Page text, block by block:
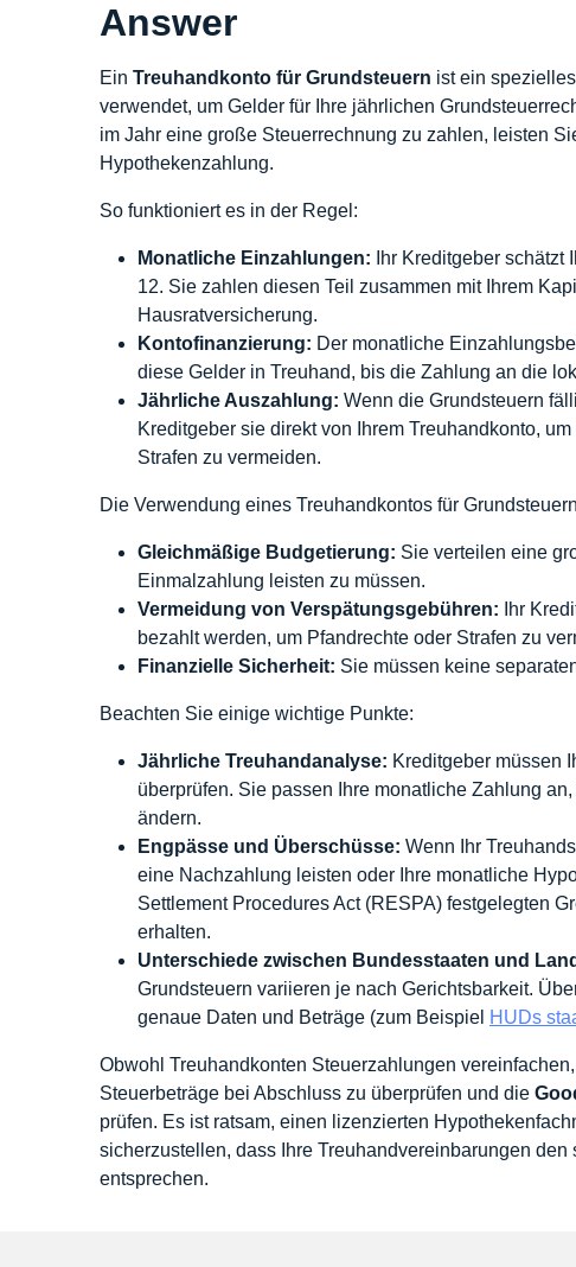
Answer
Ein Treuhandkonto für Grundsteuern ist ein
verwendet, um Gelder für Ihre jährlichen
im Jahr eine große Steuerrechnung zu zahlen, leisten
Hypothekenzahlung.
So funktioniert es in der Regel:
Monatliche Einzahlungen: Ihr Kreditgeber schätzt
12. Sie zahlen diesen Teil zusammen mit Ihrem
Hausratversicherung.
Kontofinanzierung: Der monatliche
diese Gelder in Treuhand, bis die Zahlung an die
Jährliche Auszahlung: Wenn die Grundsteuern
Kreditgeber sie direkt von Ihrem Treuhandkonto,
Strafen zu vermeiden.
Die Verwendung eines Treuhandkontos für
Gleichmäßige Budgetierung: Sie verteilen eine
Einmalzahlung leisten zu müssen.
Vermeidung von Verspätungsgebühren: Ihr
bezahlt werden, um Pfandrechte oder Strafen zu
Finanzielle Sicherheit: Sie müssen keine
Beachten Sie einige wichtige Punkte:
Jährliche Treuhandanalyse: Kreditgeber müssen
überprüfen. Sie passen Ihre monatliche Zahlung
ändern.
Engpässe und Überschüsse: Wenn Ihr
eine Nachzahlung leisten oder Ihre monatliche
Settlement Procedures Act (RESPA) festgelegten
erhalten.
Unterschiede zwischen Bundesstaaten und
Grundsteuern variieren je nach Gerichtsbarkeit.
genaue Daten und Beträge (zum Beispiel HUDs
Obwohl Treuhandkonten Steuerzahlungen
Steuerbeträge bei Abschluss zu überprüfen und die
prüfen. Es ist ratsam, einen lizenzierten
sicherzustellen, dass Ihre Treuhandvereinbarungen
entsprechen.